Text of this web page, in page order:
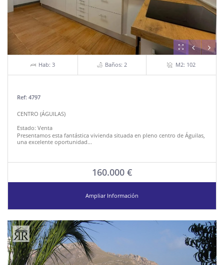
Hab: 3 Baños: 2 M2: 102
Ref: 4797
CENTRO (ÁGUILAS)
Estado: Venta
Presentamos esta fantástica vivienda situada en pleno centro de Águilas,
una excelente oportunidad...
160.000 €
Ampliar Información